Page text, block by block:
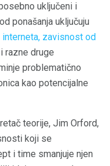
uključeni i
ponašanja uključuju
interneta, zavisnost od
i razne druge
problematično
kao potencijalne
teorije, Jim Orford,
koji se
i time smanjuje njen